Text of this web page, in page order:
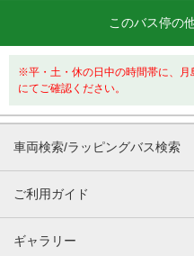
このバス停の
※平・土・休の日中の時間帯に、
にてご確認ください。
車両検索/ラッピングバス検索
ご利用ガイド
ギャラリー